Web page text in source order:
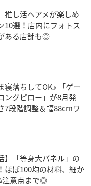
推し活ヘアメが楽しめ
10選！店内にフォトス
ある店舗も◎
寝落ちしてOK♪ 「ゲー
ングピロー」が8月発
7段階調整＆幅88cmワ
】「等身大パネル」の
ほぼ100均の材料、細か
注意点まで◎